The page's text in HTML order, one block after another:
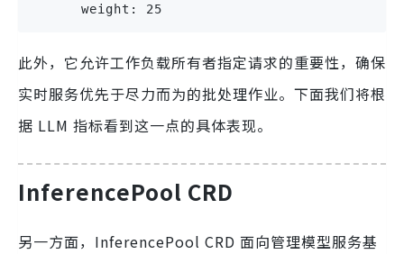
      weight: 25
此外，它允许工作负载所有者指定请求的重要性，确保
实时服务优先于尽力而为的批处理作业。下面我们将根
据 LLM 指标看到这一点的具体表现。
InferencePool CRD
另一方面，InferencePool CRD 面向管理模型服务基